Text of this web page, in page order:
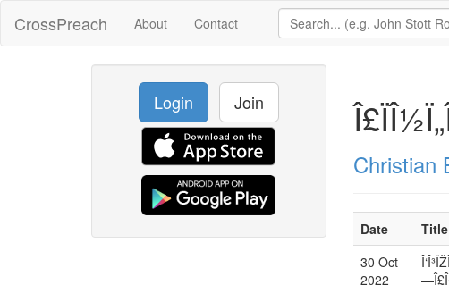
CrossPreach About Contact
Login Join
Christian
Date Title
30 Oct
2022